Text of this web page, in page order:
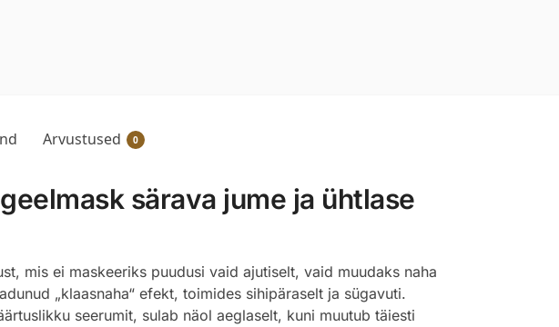
Arvustused 0
särava jume ja ühtlase
mis ei maskeeriks puudusi vaid ajutiselt, vaid muudaks naha
„klaasnaha“ efekt, toimides sihipäraselt ja sügavuti.
seerumit, sulab näol aeglaselt, kuni muutub täiesti